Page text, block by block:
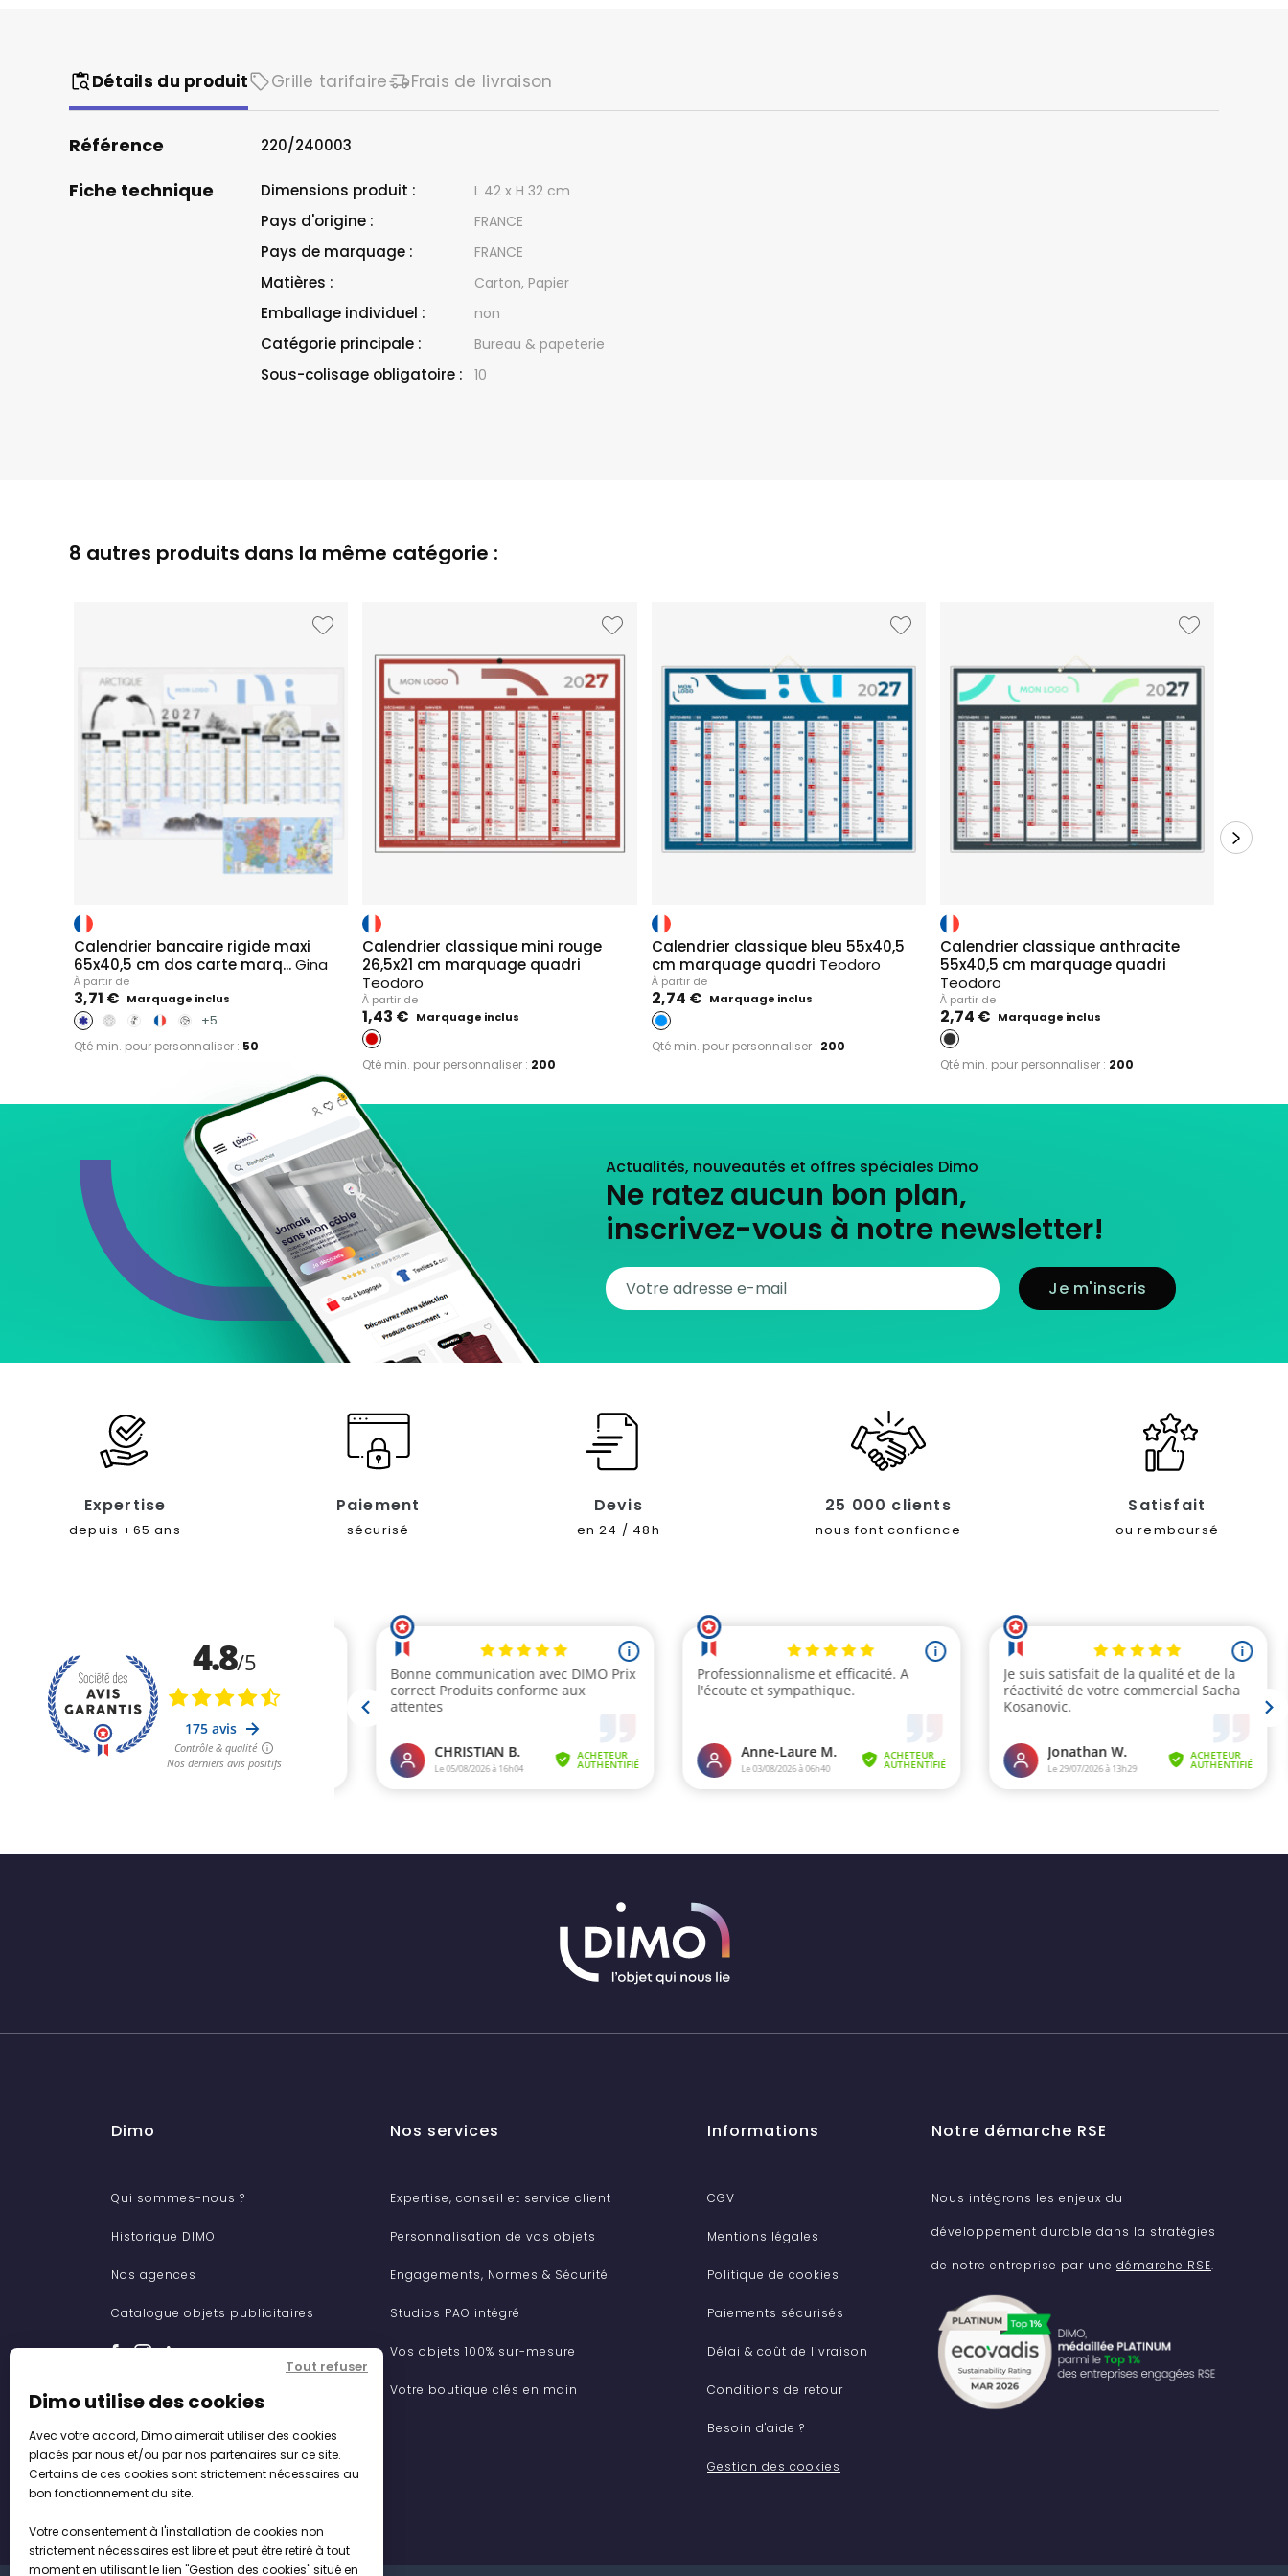
Dimo utilise des cookies
Avec votre accord, Dimo aimerait utiliser des cookies
placés par nous et/ou par nos partenaires sur ce site.
Certains de ces cookies sont strictement nécessaires au
bon fonctionnement du site.
Votre consentement à l'installation de cookies non
strictement nécessaires est libre et peut être retiré à tout
moment en utilisant le lien "Gestion des cookies" situé en
Tout refuser
Détails du produit Grille tarifaire Frais de livraison
Référence 220/240003
Fiche technique Dimensions produit : L 42 x H 32 cm
Pays d'origine : FRANCE
Pays de marquage : FRANCE
Matières : Carton, Papier
Emballage individuel : non
Catégorie principale : Bureau & papeterie
Sous-colisage obligatoire : 10
8 autres produits dans la même catégorie :
Calendrier bancaire rigide maxi
65x40,5 cm dos carte marq...Gina
À partir de
3,71 € Marquage inclus
+5
Qté min. pour personnaliser : 50
Calendrier classique mini rouge
26,5x21 cm marquage quadri
Teodoro
À partir de
1,43 € Marquage inclus
Qté min. pour personnaliser : 200
Calendrier classique bleu 55x40,5
cm marquage quadri Teodoro
À partir de
2,74 € Marquage inclus
Qté min. pour personnaliser : 200
Calendrier classique anthracite
55x40,5 cm marquage quadri
Teodoro
À partir de
2,74 € Marquage inclus
Qté min. pour personnaliser : 200
Actualités, nouveautés et offres spéciales Dimo
Ne ratez aucun bon plan,
inscrivez-vous à notre newsletter!
Expertise
depuis +65 ans
Paiement
sécurisé
Devis
en 24 / 48h
25 000 clients
nous font confiance
Satisfait
ou remboursé
Dimo
Qui sommes-nous ?
Historique DIMO
Nos agences
Catalogue objets publicitaires
Nos services
Expertise, conseil et service client
Personnalisation de vos objets
Engagements, Normes & Sécurité
Studios PAO intégré
Vos objets 100% sur-mesure
Votre boutique clés en main
Informations
CGV
Mentions légales
Politique de cookies
Paiements sécurisés
Délai & coût de livraison
Conditions de retour
Besoin d'aide ?
Gestion des cookies
Notre démarche RSE
Nous intégrons les enjeux du
développement durable dans la stratégies
de notre entreprise par une démarche RSE.